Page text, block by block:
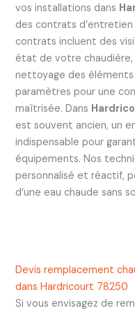
vos installations dans
des contrats
contrats incluent des
état de votre chaudière,
nettoyage des
paramètres pour une
maîtrisée. Dans
est souvent ancien, un
indispensable pour
équipements. Nos
personnalisé et réactif,
d’une eau chaude sans
Devis remplacement
dans Hardricourt 78250
Si vous envisagez de